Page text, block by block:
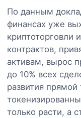
По данным
финансах уже
криптоторговли
контрактов,
активам, вырос
до 10% всех
развития
только расти, а